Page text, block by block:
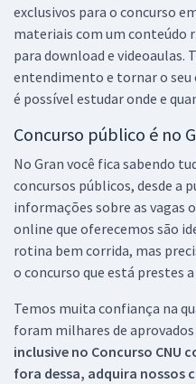
exclusivos para o concurso
materiais com um conteúdo
para download e videoaulas.
entendimento e tornar o
é possível estudar onde e
Concurso público é no
No Gran você fica sabendo
concursos públicos, desde a
informações sobre as vagas
online que oferecemos são
rotina bem corrida, mas
o concurso que está prestes
Temos muita confiança na
foram milhares de
inclusive no Concurso CNU
fora dessa, adquira nossos